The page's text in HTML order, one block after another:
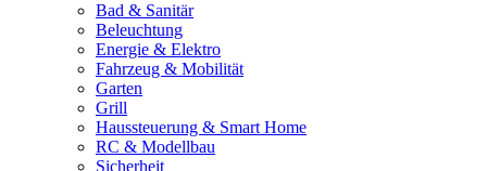
Bad & Sanitär
Beleuchtung
Energie & Elektro
Fahrzeug & Mobilität
Garten
Grill
Haussteuerung & Smart Home
RC & Modellbau
Sicherheit